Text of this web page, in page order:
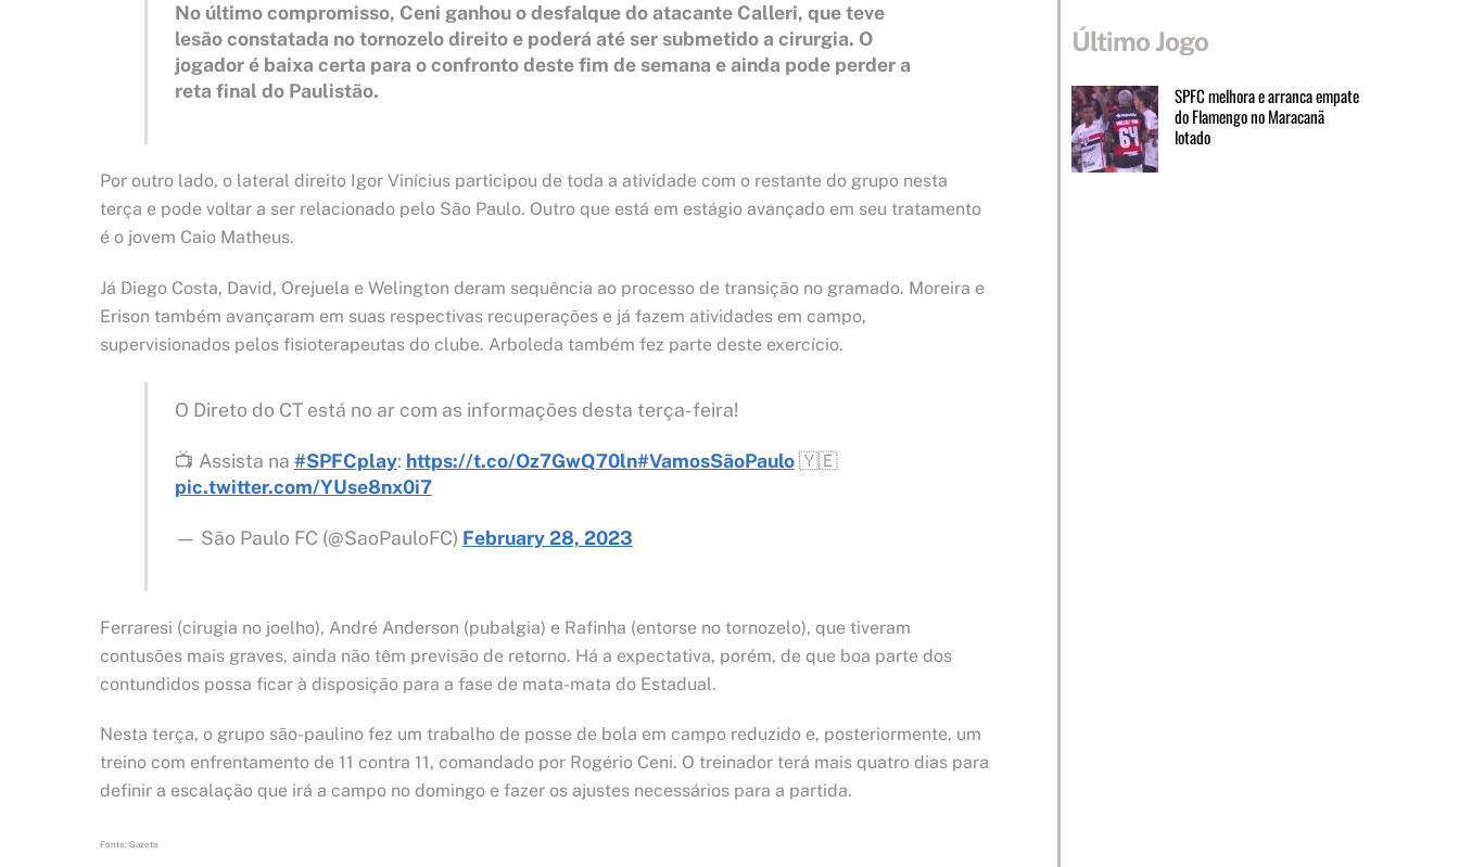
No último compromisso, Ceni ganhou o desfalque do atacante Calleri, que teve
lesão constatada no tornozelo direito e poderá até ser submetido a cirurgia. O
jogador é baixa certa para o confronto deste fim de semana e ainda pode perder a
reta final do Paulistão.
Por outro lado, o lateral direito Igor Vinícius participou de toda a atividade com o restante do grupo nesta
terça e pode voltar a ser relacionado pelo São Paulo. Outro que está em estágio avançado em seu tratamento
é o jovem Caio Matheus.
Já Diego Costa, David, Orejuela e Welington deram sequência ao processo de transição no gramado. Moreira e
Erison também avançaram em suas respectivas recuperações e já fazem atividades em campo,
supervisionados pelos fisioterapeutas do clube. Arboleda também fez parte deste exercício.
O Direto do CT está no ar com as informações desta terça-feira!
📺 Assista na #SPFCplay: https://t.co/Oz7GwQ70ln#VamosSãoPaulo🇾🇪
pic.twitter.com/YUse8nx0i7
— São Paulo FC (@SaoPauloFC) February 28, 2023
Ferraresi (cirugia no joelho), André Anderson (pubalgia) e Rafinha (entorse no tornozelo), que tiveram
contusões mais graves, ainda não têm previsão de retorno. Há a expectativa, porém, de que boa parte dos
contundidos possa ficar à disposição para a fase de mata-mata do Estadual.
Nesta terça, o grupo são-paulino fez um trabalho de posse de bola em campo reduzido e, posteriormente, um
treino com enfrentamento de 11 contra 11, comandado por Rogério Ceni. O treinador terá mais quatro dias para
definir a escalação que irá a campo no domingo e fazer os ajustes necessários para a partida.
Fonte: Gazeta
Último Jogo
SPFC melhora e arranca empate
do Flamengo no Maracanã
lotado